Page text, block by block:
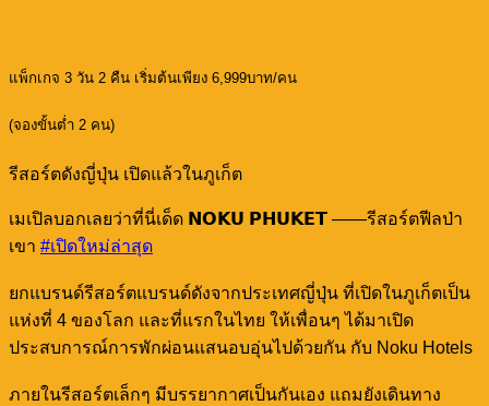
แพ็กเกจ 3 วัน 2 คืน เริ่มต้นเพียง 6,999บาท/คน
(จองขั้นต่ำ 2 คน)
รีสอร์ตดังญี่ปุ่น เปิดแล้วในภูเก็ต
เมเปิลบอกเลยว่าที่นี่เด็ด 𝗡𝗢𝗞𝗨 𝗣𝗛𝗨𝗞𝗘𝗧 ——รีสอร์ตฟีลป่า
เขา #เปิดใหม่ล่าสุด
ยกแบรนด์รีสอร์ตแบรนด์ดังจากประเทศญี่ปุ่น ที่เปิดในภูเก็ตเป็น
แห่งที่ 4 ของโลก และที่แรกในไทย ให้เพื่อนๆ ได้มาเปิด
ประสบการณ์การพักผ่อนแสนอบอุ่นไปด้วยกัน กับ Noku Hotels
ภายในรีสอร์ตเล็กๆ มีบรรยากาศเป็นกันเอง แถมยังเดินทาง